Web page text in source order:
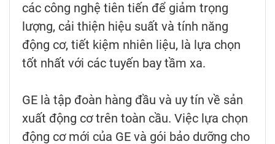
các công nghệ tiên tiến để giảm trọng
lượng, cải thiện hiệu suất và tính năng
động cơ, tiết kiệm nhiên liệu, là lựa chọn
tốt nhất với các tuyến bay tầm xa.
GE là tập đoàn hàng đầu và uy tín về sản
xuất động cơ trên toàn cầu. Việc lựa chọn
động cơ mới của GE và gói bảo dưỡng cho